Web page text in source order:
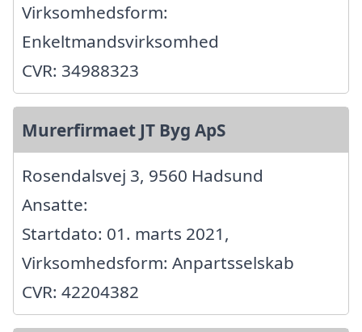
Virksomhedsform:
Enkeltmandsvirksomhed
CVR: 34988323
Murerfirmaet JT Byg ApS
Rosendalsvej 3, 9560 Hadsund
Ansatte:
Startdato: 01. marts 2021,
Virksomhedsform: Anpartsselskab
CVR: 42204382